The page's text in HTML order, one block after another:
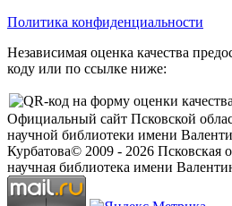
Политика конфиденциальности
Независимая оценка качества
коду или по ссылке ниже:
Официальный сайт Псковской
научной библиотеки имени
Курбатова© 2009 - 2026 Псковская
научная библиотека имени